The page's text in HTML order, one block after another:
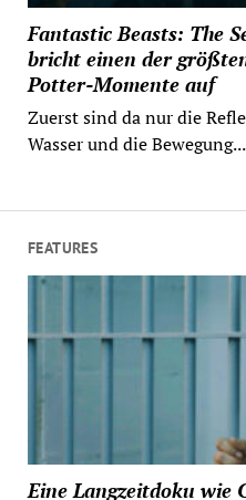
Fantastic Beasts: The
bricht einen der
Potter-Momente auf
Zuerst sind da nur die
Wasser und die Bewegung...
FEATURES
Eine Langzeitdoku wie